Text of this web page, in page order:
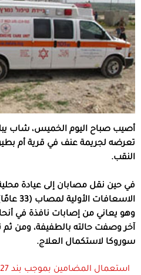
تعرضه لجريمة عنف في قرية أم
النقب.
في حين نقل مصابان إلى عيادة
وهو يعاني من إصابات نافذة في
آخر وصفت حالته بالطفيفة، ومن
سوروكا لاستكمال العلاج.